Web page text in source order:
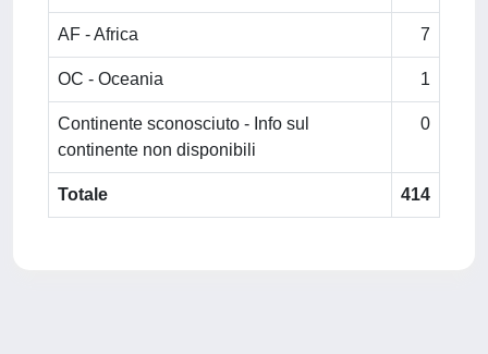
AF - Africa 7
OC - Oceania 1
Continente sconosciuto - Info sul
continente non disponibili
0
Totale 414